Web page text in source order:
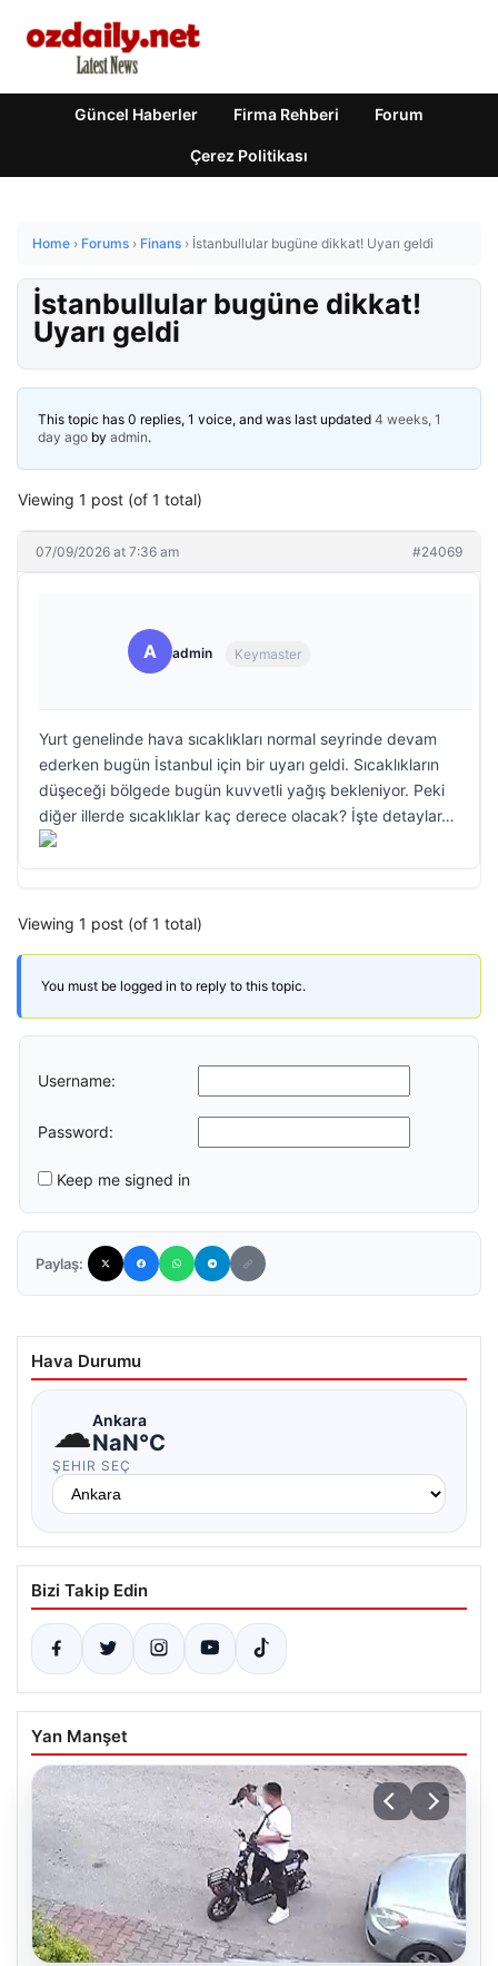
Güncel Haberler Firma Rehberi Forum
Çerez Politikası
Home › Forums › Finans › İstanbullular bugüne dikkat! Uyarı geldi
İstanbullular bugüne dikkat!
Uyarı geldi
This topic has 0 replies, 1 voice, and was last updated 4 weeks, 1
day ago by admin.
Viewing 1 post (of 1 total)
07/09/2026 at 7:36 am #24069
A admin Keymaster
Yurt genelinde hava sıcaklıkları normal seyrinde devam
ederken bugün İstanbul için bir uyarı geldi. Sıcaklıkların
düşeceği bölgede bugün kuvvetli yağış bekleniyor. Peki
diğer illerde sıcaklıklar kaç derece olacak? İşte detaylar…
Viewing 1 post (of 1 total)
You must be logged in to reply to this topic.
Username:
Password:
Keep me signed in
Paylaş:
Hava Durumu
☁Ankara
NaN°C
ŞEHIR SEÇ
Bizi Takip Edin
Yan Manşet